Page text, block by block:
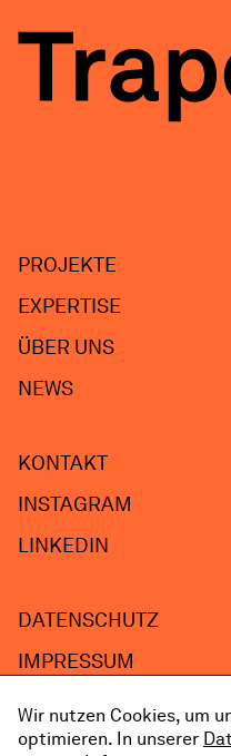
Wir nutzen Cookies, um
optimieren. In unserer
PROJEKTE
EXPERTISE
ÜBER UNS
NEWS
KONTAKT
INSTAGRAM
LINKEDIN
DATENSCHUTZ
IMPRESSUM